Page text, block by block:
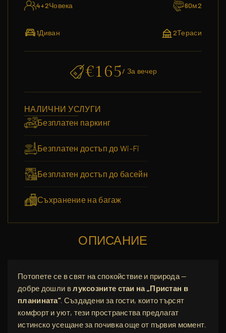
ОПИСАНИЕ
Потопете се в свят на спокойствие и природа —
добре дошли влуксозните стаи на „Пристан в
планината“. Създадени за гости, които търсят
комфорт и уют, тези пространства предлагат
истинско усещане за почивка още от първия момент.
4+2Човека 60м2
1Диван 2Тераси
€165/ За вечер
НАЛИЧНИ УСЛУГИ
Безплатен паркинг
Безплатен достъп до Wi-Fi
Безплатен достъп до басейн
Съхранение на багаж